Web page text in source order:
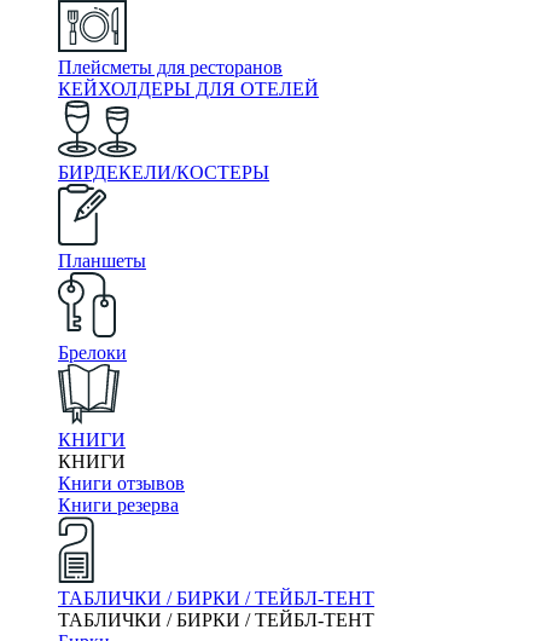
Плейсметы для ресторанов
КЕЙХОЛДЕРЫ ДЛЯ ОТЕЛЕЙ
БИРДЕКЕЛИ/КОСТЕРЫ
Планшеты
Брелоки
КНИГИ
КНИГИ
Книги отзывов
Книги резерва
ТАБЛИЧКИ / БИРКИ / ТЕЙБЛ-ТЕНТ
ТАБЛИЧКИ / БИРКИ / ТЕЙБЛ-ТЕНТ